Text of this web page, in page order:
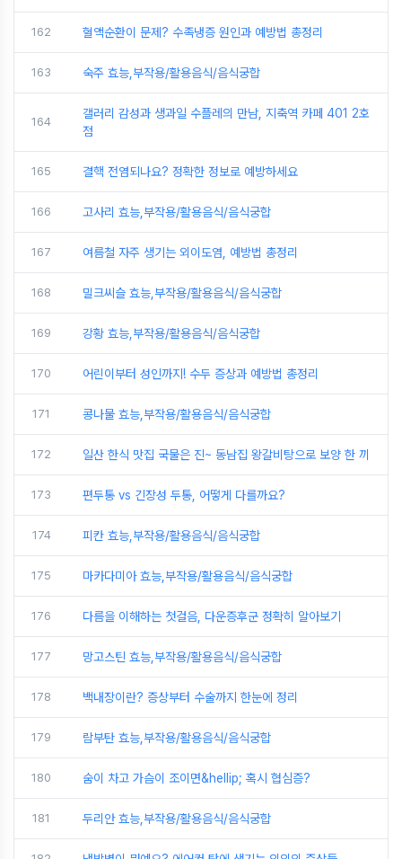
162 혈액순환이 문제? 수족냉증 원인과 예방법 총정리
163 숙주 효능,부작용/활용음식/음식궁합
164
갤러리 감성과 생과일 수플레의 만남, 지축역 카페 401 2호
점
165 결핵 전염되나요? 정확한 정보로 예방하세요
166 고사리 효능,부작용/활용음식/음식궁합
167 여름철 자주 생기는 외이도염, 예방법 총정리
168 밀크씨슬 효능,부작용/활용음식/음식궁합
169 강황 효능,부작용/활용음식/음식궁합
170 어린이부터 성인까지! 수두 증상과 예방법 총정리
171 콩나물 효능,부작용/활용음식/음식궁합
172 일산 한식 맛집 국물은 진~ 동남집 왕갈비탕으로 보양 한 끼
173 편두통 vs 긴장성 두통, 어떻게 다를까요?
174 피칸 효능,부작용/활용음식/음식궁합
175 마카다미아 효능,부작용/활용음식/음식궁합
176 다름을 이해하는 첫걸음, 다운증후군 정확히 알아보기
177 망고스틴 효능,부작용/활용음식/음식궁합
178 백내장이란? 증상부터 수술까지 한눈에 정리
179 람부탄 효능,부작용/활용음식/음식궁합
180 숨이 차고 가슴이 조이면&hellip; 혹시 협심증?
181 두리안 효능,부작용/활용음식/음식궁합